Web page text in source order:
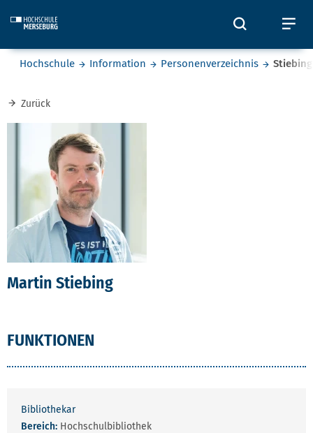
Öffnet
Sie befinden sich hier:
Hochschule Information Personenverzeichnis Stiebing
Zurück
Martin Stiebing
FUNKTIONEN
Bibliothekar
Bereich: Hochschulbibliothek